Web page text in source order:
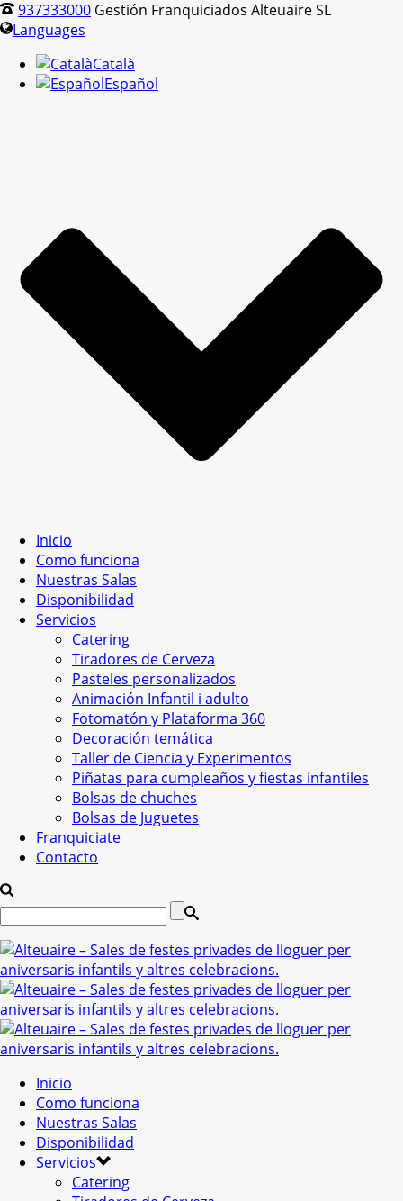
937333000 Gestión Franquiciados Alteuaire SL
Languages
Català
Español
Inicio
Como funciona
Nuestras Salas
Disponibilidad
Servicios
Catering
Tiradores de Cerveza
Pasteles personalizados
Animación Infantil i adulto
Fotomatón y Plataforma 360
Decoración temática
Taller de Ciencia y Experimentos
Piñatas para cumpleaños y fiestas infantiles
Bolsas de chuches
Bolsas de Juguetes
Franquiciate
Contacto
Inicio
Como funciona
Nuestras Salas
Disponibilidad
Servicios
Catering